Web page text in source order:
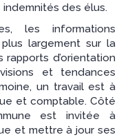
indemnités des élus.
les informations
largement sur la
d’orientation
et tendances
un travail est à
et comptable. Côté
est invitée à
et mettre à jour ses